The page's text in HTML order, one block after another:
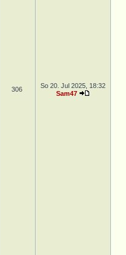
306
So 20. Jul 2025, 18:32
Sam47